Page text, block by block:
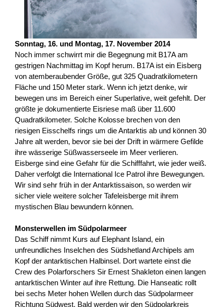
Sonntag, 16. und Montag, 17. November 2014
Noch immer schwirrt mir die Begegnung mit B17A am
gestrigen Nachmittag im Kopf herum. B17A ist ein Eisberg
von atemberaubender Größe, gut 325 Quadratkilometern
Fläche und 150 Meter stark. Wenn ich jetzt denke, wir
bewegen uns im Bereich einer Superlative, weit gefehlt. Der
größte je dokumentierte Eisriese maß über 11.600
Quadratkilometer. Solche Kolosse brechen von den
riesigen Eisschelfs rings um die Antarktis ab und können 30
Jahre alt werden, bevor sie bei der Drift in wärmere Gefilde
ihre wässerige Süßwasserseele im Meer verlieren.
Eisberge sind eine Gefahr für die Schifffahrt, wie jeder weiß.
Daher verfolgt die International Ice Patrol ihre Bewegungen.
Wir sind sehr früh in der Antarktissaison, so werden wir
sicher viele weitere solcher Tafeleisberge mit ihrem
mystischen Blau bewundern können.
Monsterwellen im Südpolarmeer
Das Schiff nimmt Kurs auf Elephant Island, ein
unfreundliches Inselchen des Südshetland Archipels am
Kopf der antarktischen Halbinsel. Dort wartete einst die
Crew des Polarforschers Sir Ernest Shakleton einen langen
antarktischen Winter auf ihre Rettung. Die Hanseatic rollt
bei sechs Meter hohen Wellen durch das Südpolarmeer
Richtung Südwest. Bald werden wir den Südpolarkreis